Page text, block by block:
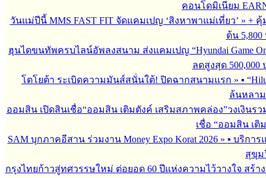
คอนโดมิเนียม
วันแม่ปีนี้ MMS FAST FIT จัดแคมเปญ ‘สิงหาพาแม่เที่ยว’ » + คุ้
ต้น
ฮุนไดขนทัพครบไลน์อัพลงสนาม ส่งแคมเปญ “Hyundai Game
ลดสูงสุด 500,000
โตโยต้า ระเบิดความมันส์สนั่นใต้! ปิดฉากสนามแรก » ▪︎
ล้นหลาม
ออมสิน เปิดสินเชื่อ“ออมสิน เติมตังค์ เสริมสภาพคล่อง”วงเงินรว
เชื่อ “ออมสิน เติ
SAM บุกภาคอีสาน ร่วมงาน Money Expo Korat 2026» ▪︎ บริกา
สุขุม
กรุงไทยก้าวสู่ทศวรรษใหม่ ต่อยอด 60 ปีแห่งความไว้วางใจ สร้